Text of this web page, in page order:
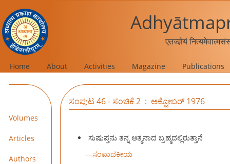
एतज्ज्ञेयं
Home About Activities Magazine Publications
Volumes
Articles
Authors
ಸಂಪುಟ 46 - ಸಂಚಿಕೆ 2 : ಅಕ್ಟೋಬರ್ 1976
ಸುಷುಪ್ತನು ತನ್ನ ಆತ್ಮನಾದ ಬ್ರಹ್ಮದಲ್ಲಿರುತ್ತಾನೆ
—ಸಂಪಾದಕೀಯ